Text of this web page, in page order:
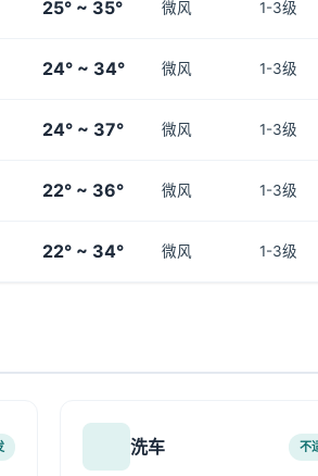
25° ~ 35° 微风 1-3级
24° ~ 34° 微风 1-3级
24° ~ 37° 微风 1-3级
22° ~ 36° 微风 1-3级
22° ~ 34° 微风 1-3级
洗车 不